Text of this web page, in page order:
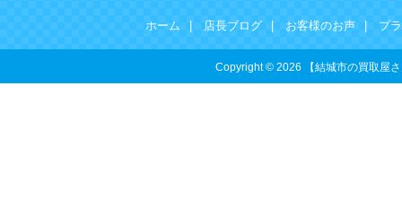
ホーム 店長ブログ お客様のお声 プ
Copyright © 2026 【結城市の買取屋